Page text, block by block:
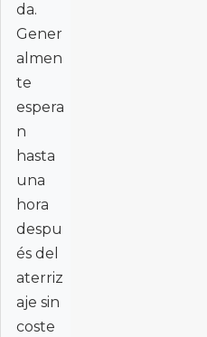
da.
Gener
almen
te
espera
n
hasta
una
hora
despu
és del
aterriz
aje sin
coste